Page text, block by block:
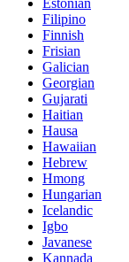
Estonian
Filipino
Finnish
Frisian
Galician
Georgian
Gujarati
Haitian
Hausa
Hawaiian
Hebrew
Hmong
Hungarian
Icelandic
Igbo
Javanese
Kannada